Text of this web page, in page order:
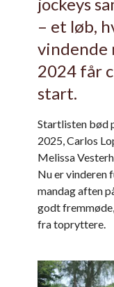
– et løb,
vindende
2024 får
start.
Startlisten bød
2025, Carlos
Melissa
Nu er vinderen
mandag aften
godt
fra topryttere.